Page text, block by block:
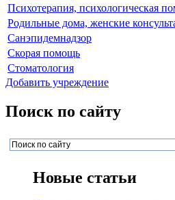
Психотерапия, психологическая
Родильные дома, женские
Санэпидемнадзор
Скорая помощь
Стоматология
Добавить учреждение
Поиск по сайту
Новые статьи